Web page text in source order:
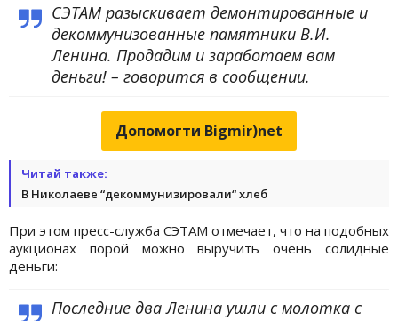
СЭТАМ разыскивает демонтированные и
декоммунизованные памятники В.И.
Ленина. Продадим и заработаем вам
деньги! – говорится в сообщении.
Допомогти Bigmir)net
Читай также:
В Николаеве “декоммунизировали“ хлеб
При этом пресс-служба СЭТАМ отмечает, что на подобных
аукционах порой можно выручить очень солидные
деньги:
Последние два Ленина ушли с молотка с